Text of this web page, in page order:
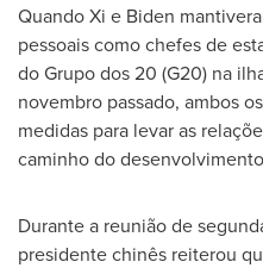
Quando Xi e Biden
pessoais como chefes de
do Grupo dos 20 (G20) na
novembro passado, ambos
medidas para levar as
caminho do
Durante a reunião de
presidente chinês reiterou